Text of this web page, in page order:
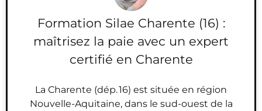
Formation Silae Charente (16) :
maîtrisez la paie avec un expert
certifié en Charente
La Charente (dép. 16) est située en région
Nouvelle-Aquitaine, dans le sud-ouest de la